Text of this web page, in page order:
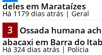
deles em Marataízes
Há 1179 dias atrás | Geral
3
Ossada humana
abacaxi em Barra do
Há 324 dias atrás | Polícia